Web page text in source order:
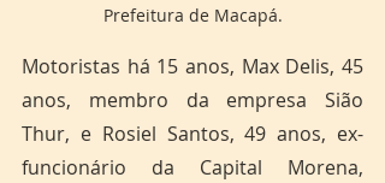
Prefeitura de Macapá.
Motoristas há 15 anos, Max Delis, 45
anos, membro da empresa Sião
Thur, e Rosiel Santos, 49 anos, ex-
funcionário da Capital Morena,